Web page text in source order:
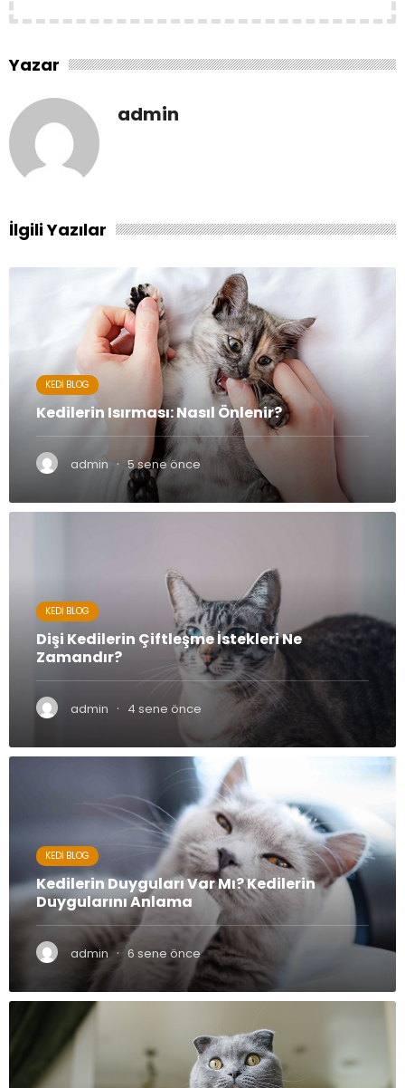
Yazar
admin
İlgili Yazılar
KEDI BLOG
Kedilerin Isırması: Nasıl Önlenir?
admin · 5 sene önce
KEDI BLOG
Dişi Kedilerin Çiftleşme İstekleri Ne
Zamandır?
admin · 4 sene önce
KEDI BLOG
Kedilerin Duyguları Var Mı? Kedilerin
Duygularını Anlama
admin · 6 sene önce